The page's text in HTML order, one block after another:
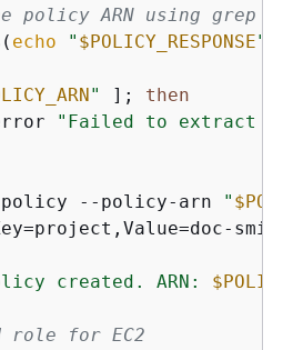
policy ARN using grep
echo " $POLICY_RESPONSE"
" ]; then
"Failed to extract
policy --policy-arn "
created. ARN:
role for EC2